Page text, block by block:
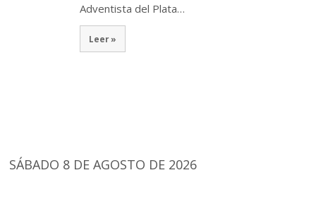
Adventista del Plata…
Leer »
SÁBADO 8 DE AGOSTO DE 2026